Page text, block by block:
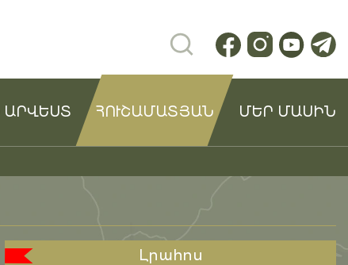
ՀՈՒՇԱՄԱՏՅԱՆ ՄԵՐ ՄԱՍԻՆ
Լրահոս